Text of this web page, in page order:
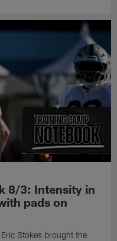
8/3: Intensity in
pads on
Stokes brought the